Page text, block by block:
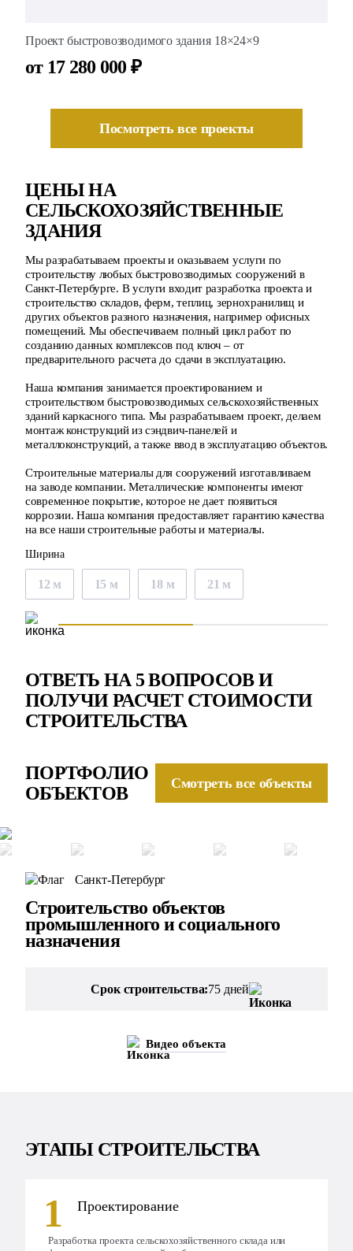
Проект быстровозводимого здания 18×24×9
от 17 280 000 ₽
Посмотреть все проекты
ЦЕНЫ НА
СЕЛЬСКОХОЗЯЙСТВЕННЫЕ
ЗДАНИЯ
Мы разрабатываем проекты и оказываем услуги по
строительству любых быстровозводимых сооружений в
Санкт-Петербурге. В услуги входит разработка проекта и
строительство складов, ферм, теплиц, зернохранилищ и
других объектов разного назначения, например офисных
помещений. Мы обеспечиваем полный цикл работ по
созданию данных комплексов под ключ – от
предварительного расчета до сдачи в эксплуатацию.
Наша компания занимается проектированием и
строительством быстровозводимых сельскохозяйственных
зданий каркасного типа. Мы разрабатываем проект, делаем
монтаж конструкций из сэндвич-панелей и
металлоконструкций, а также ввод в эксплуатацию объектов.
Строительные материалы для сооружений изготавливаем
на заводе компании. Металлические компоненты имеют
современное покрытие, которое не дает появиться
коррозии. Наша компания предоставляет гарантию качества
на все наши строительные работы и материалы.
Ширина
12 м 15 м 18 м 21 м
ОТВЕТЬ НА 5 ВОПРОСОВ И
ПОЛУЧИ РАСЧЕТ СТОИМОСТИ
СТРОИТЕЛЬСТВА
ПОРТФОЛИО
ОБЪЕКТОВ
Смотреть все объекты
Санкт-Петербург
Строительство объектов
промышленного и социального
назначения
Срок строительства:75 дней
Видео объекта
ЭТАПЫ СТРОИТЕЛЬСТВА
Проектирование
Разработка проекта сельскохозяйственного склада или